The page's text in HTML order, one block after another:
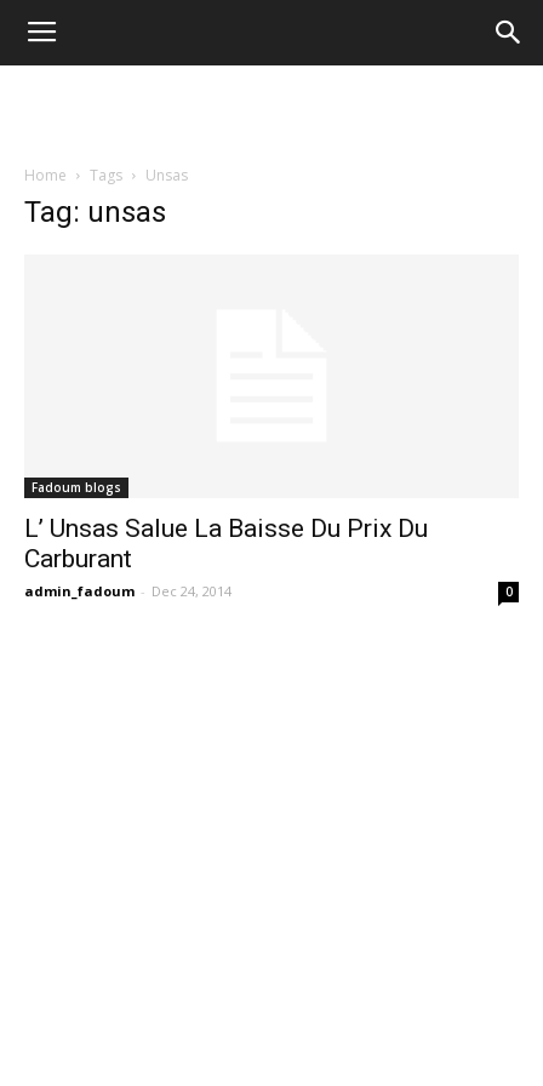
Home Tags Unsas
Tag: unsas
Fadoum blogs
L’ Unsas Salue La Baisse Du Prix Du
Carburant
admin_fadoum - Dec 24, 2014 0